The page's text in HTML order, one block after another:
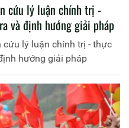
cứu lý luận chính trị -
và định hướng giải pháp
cứu lý luận chính trị - thực
hướng giải pháp